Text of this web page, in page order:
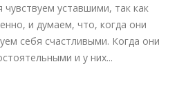
уставшими, так как
и думаем, что, когда они
себя счастливыми. Когда они
и у них...